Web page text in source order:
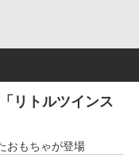
リトルツインス
おもちゃが登場